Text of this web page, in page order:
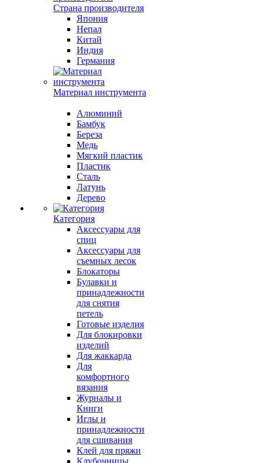
Страна производителя
Япония
Непал
Китай
Индия
Германия
Материал инструмента
Алюминий
Бамбук
Береза
Медь
Мягкий пластик
Пластик
Сталь
Латунь
Дерево
Категория
Аксессуары для
спиц
Аксессуары для
съемных лесок
Блокаторы
Булавки и
принадлежности
для снятия
петель
Готовые изделия
Для блокировки
изделий
Для жаккарда
Для
комфортного
вязания
Журналы и
Книги
Иглы и
принадлежности
для сшивания
Клей для пряжи
Клубочницы